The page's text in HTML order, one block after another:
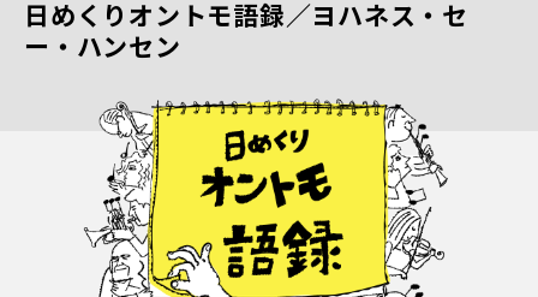
日めくりオントモ語録／ヨハネス・セ
ー・ハンセン